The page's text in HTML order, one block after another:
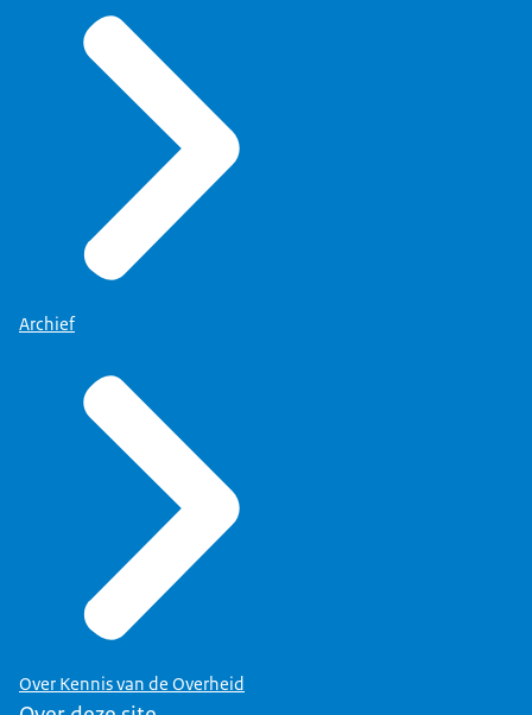
Archief
Over Kennis van de Overheid